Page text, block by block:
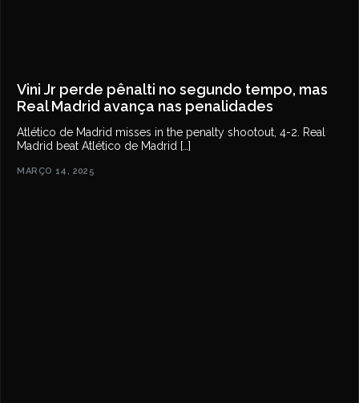
Vini Jr perde pênalti no segundo tempo, mas
Real Madrid avança nas penalidades
Atlético de Madrid misses in the penalty shootout, 4-2. Real
Madrid beat Atlético de Madrid […]
MARÇO 14, 2025